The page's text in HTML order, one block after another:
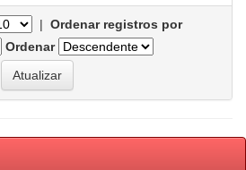
| Ordenar registros por
Ordenar